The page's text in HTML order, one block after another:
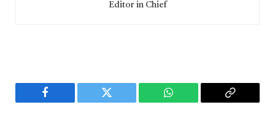
Editor in Chief
Facebook Twitter WhatsApp
Copy